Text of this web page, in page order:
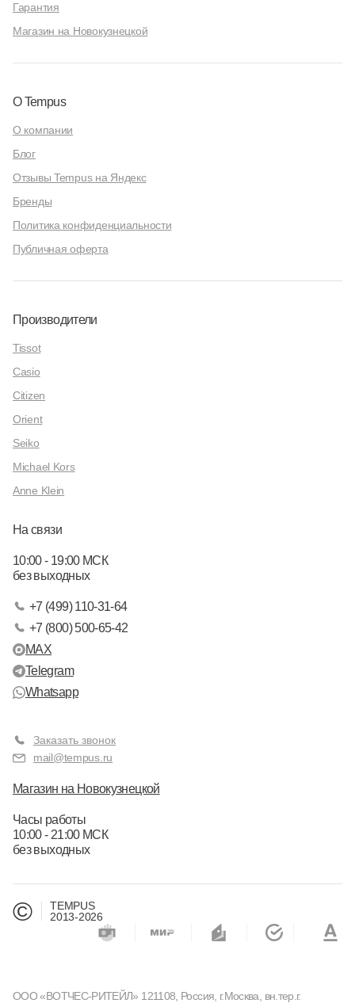
Гарантия
Магазин на Новокузнецкой
О Tempus
О компании
Блог
Отзывы Tempus на Яндекс
Бренды
Политика конфиденциальности
Публичная оферта
Производители
Tissot
Casio
Citizen
Orient
Seiko
Michael Kors
Anne Klein
На связи
10:00 - 19:00 МСК
без выходных
+7 (499) 110-31-64
+7 (800) 500-65-42
MAX
Telegram
Whatsapp
Заказать звонок
mail@tempus.ru
Магазин на Новокузнецкой
Часы работы
10:00 - 21:00 МСК
без выходных
©
TEMPUS
2013-2026
ООО «ВОТЧЕС-РИТЕЙЛ» 121108, Россия, г.Москва, вн.тер.г.